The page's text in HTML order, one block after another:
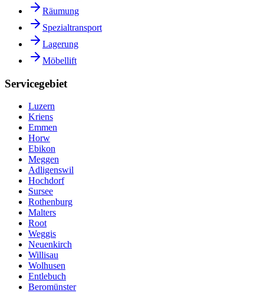
Räumung
Spezialtransport
Lagerung
Möbellift
Servicegebiet
Luzern
Kriens
Emmen
Horw
Ebikon
Meggen
Adligenswil
Hochdorf
Sursee
Rothenburg
Malters
Root
Weggis
Neuenkirch
Willisau
Wolhusen
Entlebuch
Beromünster